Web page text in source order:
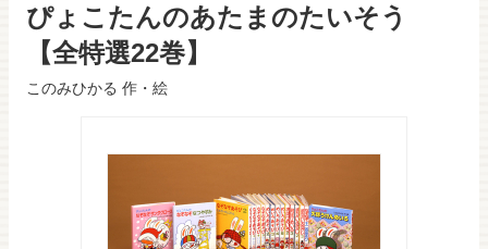
ぴょこたんのあたまのたいそう
【全特選22巻】
このみひかる 作・絵